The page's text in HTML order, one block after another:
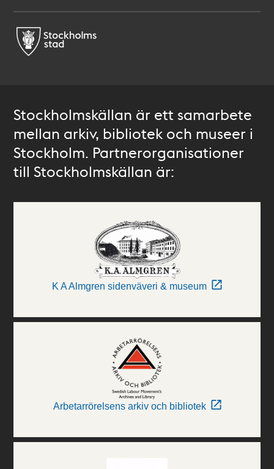
Stockholmskällan är ett samarbete
mellan arkiv, bibliotek och museer i
Stockholm. Partnerorganisationer
till Stockholmskällan är:
K A Almgren sidenväveri & museum
Arbetarrörelsens arkiv och bibliotek